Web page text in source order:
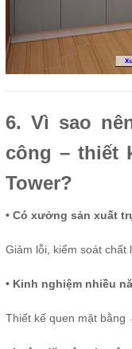
6. Vì sao
công – thiết
Tower?
• Có xưởng sản xuất
Giảm lỗi, kiểm soát chất
• Kinh nghiệm nhiều
Thiết kế quen mặt bằng